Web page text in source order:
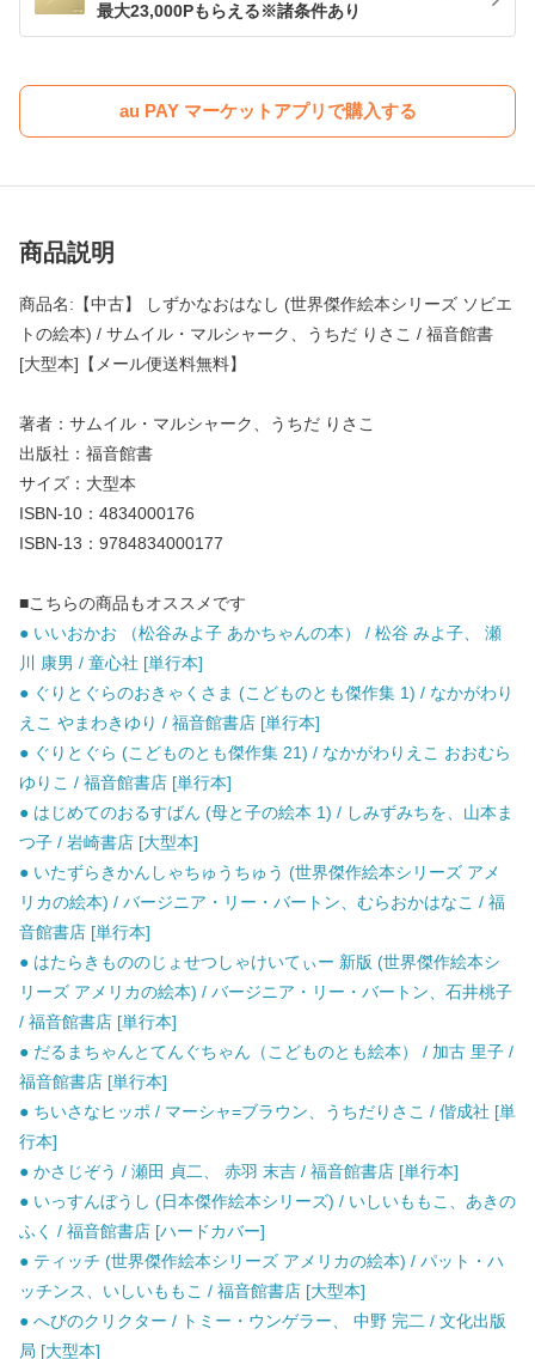
最大23,000Pもらえる※諸条件あり
au PAY マーケットアプリで購入する
商品説明
商品名:【中古】 しずかなおはなし (世界傑作絵本シリーズ ソビエ
トの絵本) / サムイル・マルシャーク、うちだ りさこ / 福音館書
[大型本]【メール便送料無料】
著者：サムイル・マルシャーク、うちだ りさこ
出版社：福音館書
サイズ：大型本
ISBN-10：4834000176
ISBN-13：9784834000177
■こちらの商品もオススメです
● いいおかお （松谷みよ子 あかちゃんの本） / 松谷 みよ子、 瀬
川 康男 / 童心社 [単行本]
● ぐりとぐらのおきゃくさま (こどものとも傑作集 1) / なかがわり
えこ やまわきゆり / 福音館書店 [単行本]
● ぐりとぐら (こどものとも傑作集 21) / なかがわりえこ おおむら
ゆりこ / 福音館書店 [単行本]
● はじめてのおるすばん (母と子の絵本 1) / しみずみちを、山本ま
つ子 / 岩崎書店 [大型本]
● いたずらきかんしゃちゅうちゅう (世界傑作絵本シリーズ アメ
リカの絵本) / バージニア・リー・バートン、むらおかはなこ / 福
音館書店 [単行本]
● はたらきもののじょせつしゃけいてぃー 新版 (世界傑作絵本シ
リーズ アメリカの絵本) / バージニア・リー・バートン、石井桃子
/ 福音館書店 [単行本]
● だるまちゃんとてんぐちゃん（こどものとも絵本） / 加古 里子 /
福音館書店 [単行本]
● ちいさなヒッポ / マーシャ=ブラウン、うちだりさこ / 偕成社 [単
行本]
● かさじぞう / 瀬田 貞二、 赤羽 末吉 / 福音館書店 [単行本]
● いっすんぼうし (日本傑作絵本シリーズ) / いしいももこ、あきの
ふく / 福音館書店 [ハードカバー]
● ティッチ (世界傑作絵本シリーズ アメリカの絵本) / パット・ハ
ッチンス、いしいももこ / 福音館書店 [大型本]
● へびのクリクター / トミー・ウンゲラー、 中野 完二 / 文化出版
局 [大型本]